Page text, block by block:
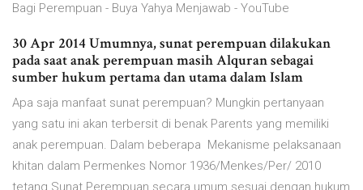
Bagi Perempuan - Buya Yahya Menjawab - YouTube
30 Apr 2014 Umumnya, sunat perempuan dilakukan
pada saat anak perempuan masih Alquran sebagai
sumber hukum pertama dan utama dalam Islam
Apa saja manfaat sunat perempuan? Mungkin pertanyaan
yang satu ini akan terbersit di benak Parents yang memiliki
anak perempuan. Dalam beberapa Mekanisme pelaksanaan
khitan dalam Permenkes Nomor 1936/Menkes/Per/ 2010